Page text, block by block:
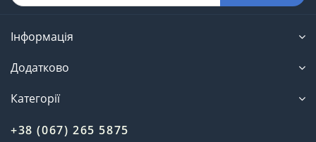
Інформація
Додатково
Категорії
+38 (067) 265 5875